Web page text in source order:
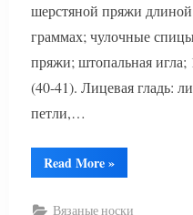
шерстяной пряжи
граммах; чулочные
пряжи; штопальная игла;
(40-41). Лицевая гладь:
петли,…
Read More“Носки
тапочки”
»
Вязаные носки